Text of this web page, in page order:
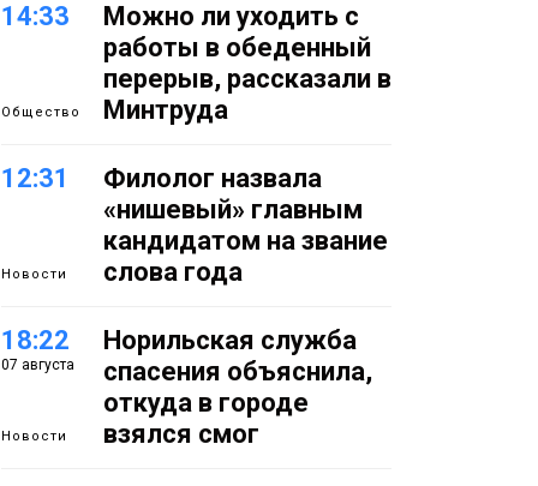
14:33
Общество
Можно ли уходить с
работы в обеденный
перерыв, рассказали в
Минтруда
12:31
Новости
Филолог назвала
«нишевый» главным
кандидатом на звание
слова года
18:22
07 августа
Новости
Норильская служба
спасения объяснила,
откуда в городе
взялся смог